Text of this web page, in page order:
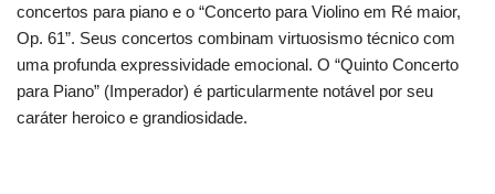
concertos para piano e o “Concerto para Violino em Ré maior,
Op. 61”. Seus concertos combinam virtuosismo técnico com
uma profunda expressividade emocional. O “Quinto Concerto
para Piano” (Imperador) é particularmente notável por seu
caráter heroico e grandiosidade.